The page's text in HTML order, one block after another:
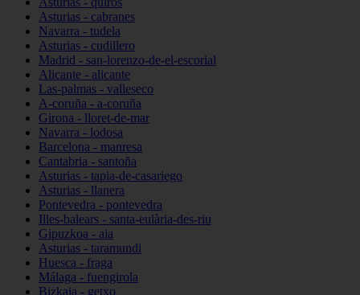
Asturias - cabranes
Navarra - tudela
Asturias - cudillero
Madrid - san-lorenzo-de-el-escorial
Alicante - alicante
Las-palmas - valleseco
A-coruña - a-coruña
Girona - lloret-de-mar
Navarra - lodosa
Barcelona - manresa
Cantabria - santoña
Asturias - tapia-de-casariego
Asturias - llanera
Pontevedra - pontevedra
Illes-balears - santa-eulària-des-riu
Gipuzkoa - aia
Asturias - taramundi
Huesca - fraga
Málaga - fuengirola
Bizkaia - getxo